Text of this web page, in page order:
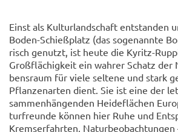
Einst als Kul­tur­land­schaft ent­stan­den
Boden-Schießplatz (das so­ge­nann­te
risch ge­nutzt, ist heute die Kyritz-​
Groß­flä­chig­keit ein wah­rer Schatz der
bens­raum für viele sel­te­ne und stark
Pflan­zen­ar­ten dient. Sie ist eine der
sam­men­hän­gen­den Hei­de­flä­chen
tur­freun­de kön­nen hier Ruhe und
Krem­ser­fahr­ten, Na­tur­be­ob­ach­tun­gen